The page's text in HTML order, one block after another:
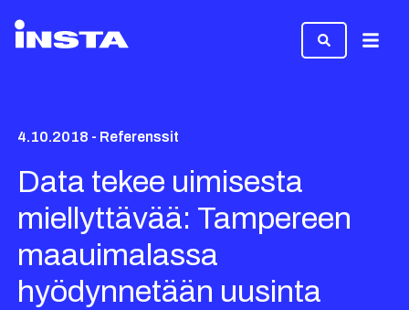
4.10.2018 - Referenssit
Data tekee uimisesta
miellyttävää: Tampereen
maauimalassa
hyödynnetään uusinta